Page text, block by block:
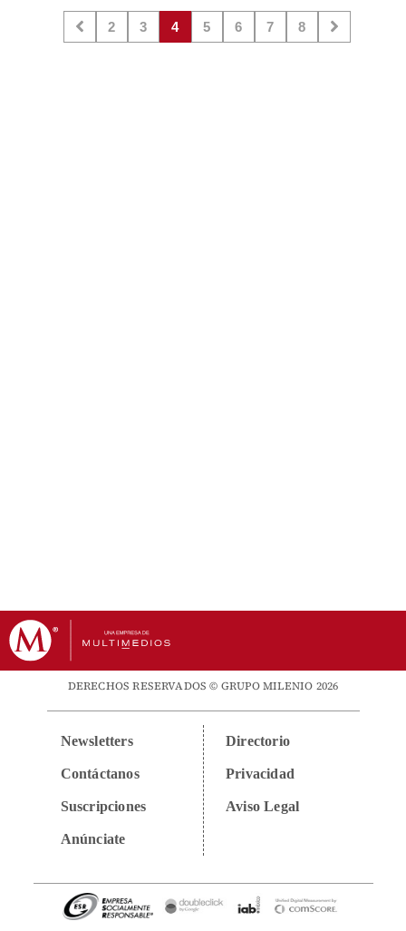
2 3 4 5 6 7 8
DERECHOS RESERVADOS © GRUPO MILENIO 2026
Newsletters
Contáctanos
Suscripciones
Anúnciate
Directorio
Privacidad
Aviso Legal